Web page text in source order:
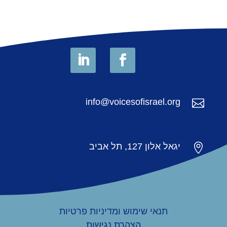

info@voicesofisrael.org
 יגאל אלון 127, תל אביב
תנאי שימוש ומדיניות פרטיות